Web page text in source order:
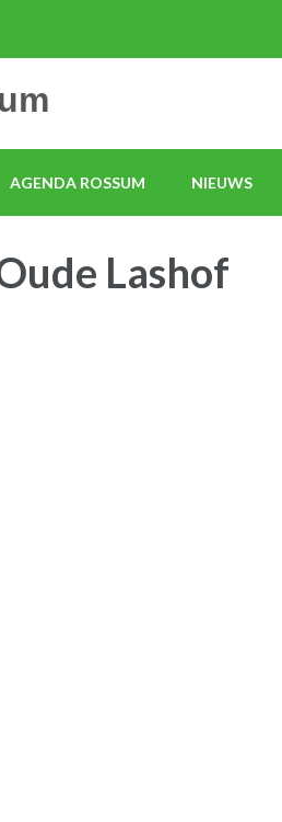
AGENDA ROSSUM NIEUWS
Lashof